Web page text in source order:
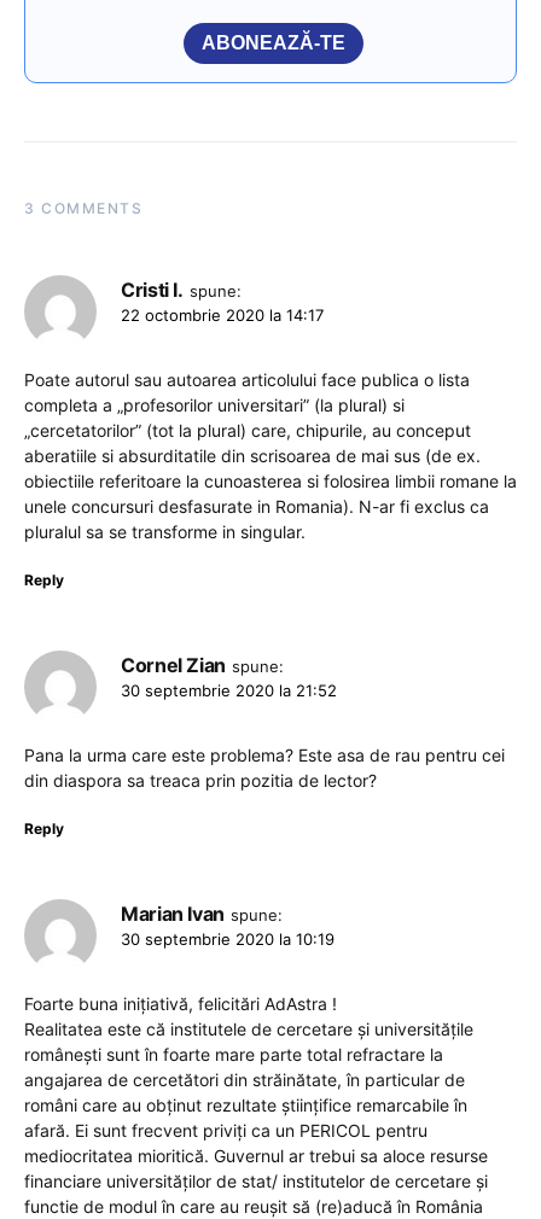
ABONEAZĂ-TE
3 COMMENTS
Cristi I. spune:
22 octombrie 2020 la 14:17
Poate autorul sau autoarea articolului face publica o lista
completa a „profesorilor universitari” (la plural) si
„cercetatorilor” (tot la plural) care, chipurile, au conceput
aberatiile si absurditatile din scrisoarea de mai sus (de ex.
obiectiile referitoare la cunoasterea si folosirea limbii romane la
unele concursuri desfasurate in Romania). N-ar fi exclus ca
pluralul sa se transforme in singular.
Reply
Cornel Zian spune:
30 septembrie 2020 la 21:52
Pana la urma care este problema? Este asa de rau pentru cei
din diaspora sa treaca prin pozitia de lector?
Reply
Marian Ivan spune:
30 septembrie 2020 la 10:19
Foarte buna inițiativă, felicitări AdAstra !
Realitatea este că institutele de cercetare și universitățile
românești sunt în foarte mare parte total refractare la
angajarea de cercetători din străinătate, în particular de
români care au obținut rezultate științifice remarcabile în
afară. Ei sunt frecvent priviți ca un PERICOL pentru
mediocritatea mioritică. Guvernul ar trebui sa aloce resurse
financiare universităților de stat/ institutelor de cercetare și
functie de modul în care au reușit să (re)aducă în România